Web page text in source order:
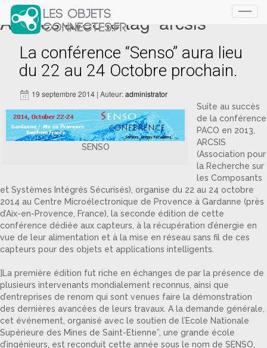
Articles avec le tag ‘arcsis’
La conférence “Senso” aura lieu
du 22 au 24 Octobre prochain.
19 septembre 2014 | Auteur:administrator
SENSO
Suite au succès
de la conférence
PACO en 2013,
ARCSIS
(Association pour
la Recherche sur
les Composants
et Systèmes Intégrés Sécurisés), organise du 22 au 24 octobre
2014 au Centre Microélectronique de Provence à Gardanne (près
d’Aix-en-Provence, France), la seconde édition de cette
conférence dédiée aux capteurs, à la récupération d’énergie en
vue de leur alimentation et à la mise en réseau sans fil de ces
capteurs pour des objets et applications intelligents.
]La première édition fut riche en échanges de par la présence de
plusieurs intervenants mondialement reconnus, ainsi que
d’entreprises de renom qui sont venues faire la démonstration
des dernières avancées de leurs travaux. A la demande générale,
cet événement, organisé avec le soutien de l’Ecole Nationale
Supérieure des Mines de Saint-Etienne”, une grande école
d’ingénieurs, est reconduit cette année sous le nom de SENSO,